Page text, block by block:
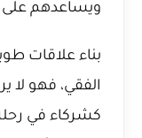
ويساعدهم على
بناء علاقات
الفقي، فهو لا
كشركاء في